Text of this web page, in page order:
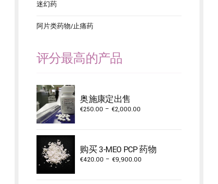
迷幻药
阿片类药物/止痛药
评分最高的产品
奥施康定出售
€250.00 – €2,000.00
€2,000.00
购买 3-MEO PCP 药物
€420.00 – €9,900.00